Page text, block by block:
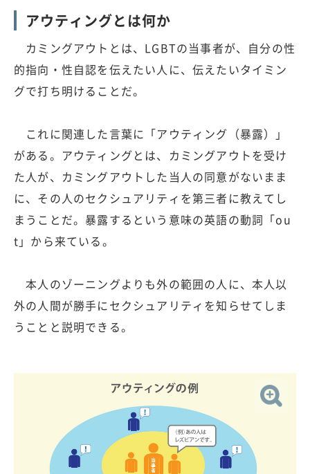
アウティングとは何か
カミングアウトとは、LGBTの当事者が、自分の性
的指向・性自認を伝えたい人に、伝えたいタイミン
グで打ち明けることだ。
これに関連した言葉に「アウティング（暴露）」
がある。アウティングとは、カミングアウトを受け
た人が、カミングアウトした当人の同意がないまま
に、その人のセクシュアリティを第三者に教えてし
まうことだ。暴露するという意味の英語の動詞「ou
t」から来ている。
本人のゾーニングよりも外の範囲の人に、本人以
外の人間が勝手にセクシュアリティを知らせてしま
うことと説明できる。